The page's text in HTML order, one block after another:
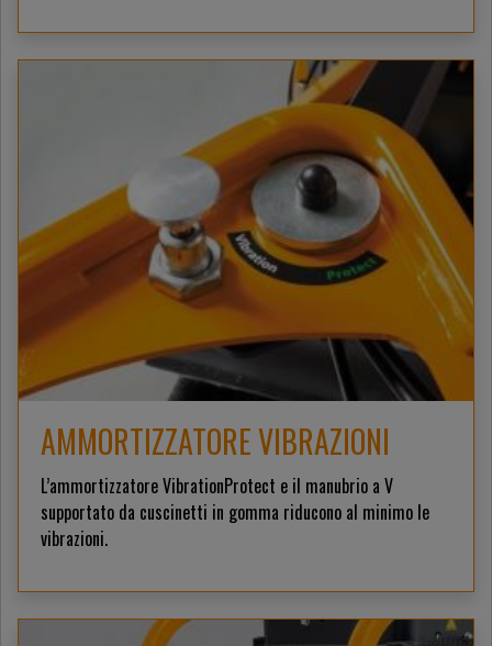
AMMORTIZZATORE VIBRAZIONI
L’ammortizzatore VibrationProtect e il manubrio a V
supportato da cuscinetti in gomma riducono al minimo le
vibrazioni.